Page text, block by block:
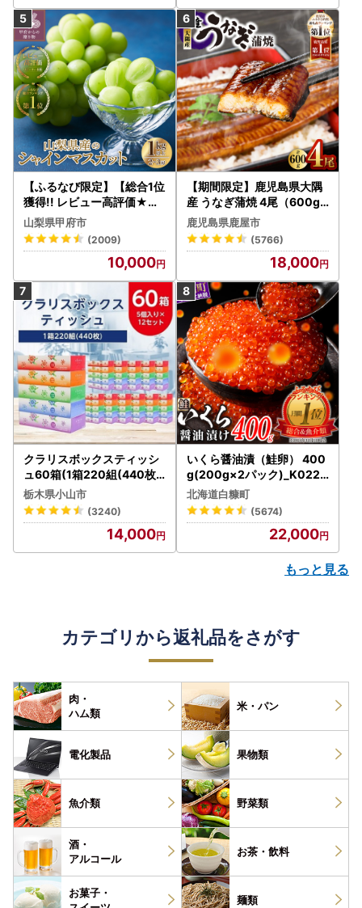
【ふるなび限定】【総合1位
獲得!! レビュー高評価★】
〈2026年度配送分〉山梨
県産 シャインマスカット 2
～3房（1.0kg以上）シャイ
ン フルーツ FN-Limited-S
P
山梨県甲府市
(2009)
10,000
【期間限定】鹿児島県大隅
産 うなぎ蒲焼 4尾（600g
） KN007-004-04-cp18
うなぎ 鰻 魚 惣菜 総菜
鹿児島県鹿屋市
(5766)
18,000
クラリスボックスティッシ
ュ60箱(1箱220組(440枚))
(5個入り×12セット)【配送
不可地域：離島・沖縄県】
【1256759】
栃木県小山市
(3240)
14,000
いくら醤油漬（鮭卵） 400
g(200g×2パック)_K022-
1676
北海道白糠町
(5674)
22,000
もっと見る
カテゴリから返礼品をさがす
肉・
ハム類
米・パン
電化製品 果物類
魚介類 野菜類
酒・
アルコール
お茶・ 飲料
お菓子・
麺類